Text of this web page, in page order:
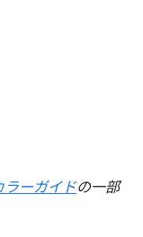
ラーガイドの一部